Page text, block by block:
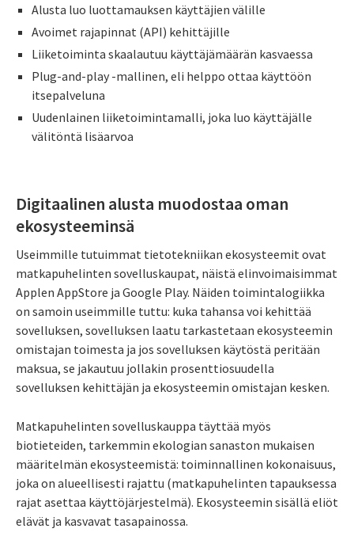
Alusta luo luottamauksen käyttäjien välille
Avoimet rajapinnat (API) kehittäjille
Liiketoiminta skaalautuu käyttäjämäärän kasvaessa
Plug-and-play -mallinen, eli helppo ottaa käyttöön
itsepalveluna
Uudenlainen liiketoimintamalli, joka luo käyttäjälle
välitöntä lisäarvoa
Digitaalinen alusta muodostaa oman
ekosysteeminsä
Useimmille tutuimmat tietotekniikan ekosysteemit ovat
matkapuhelinten sovelluskaupat, näistä elinvoimaisimmat
Applen AppStore ja Google Play. Näiden toimintalogiikka
on samoin useimmille tuttu: kuka tahansa voi kehittää
sovelluksen, sovelluksen laatu tarkastetaan ekosysteemin
omistajan toimesta ja jos sovelluksen käytöstä peritään
maksua, se jakautuu jollakin prosenttiosuudella
sovelluksen kehittäjän ja ekosysteemin omistajan kesken.
Matkapuhelinten sovelluskauppa täyttää myös
biotieteiden, tarkemmin ekologian sanaston mukaisen
määritelmän ekosysteemistä: toiminnallinen kokonaisuus,
joka on alueellisesti rajattu (matkapuhelinten tapauksessa
rajat asettaa käyttöjärjestelmä). Ekosysteemin sisällä eliöt
elävät ja kasvavat tasapainossa.